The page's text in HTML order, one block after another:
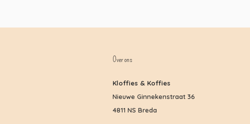
Over ons
Kloffies & Koffies
Nieuwe Ginnekenstraat 36
4811 NS Breda